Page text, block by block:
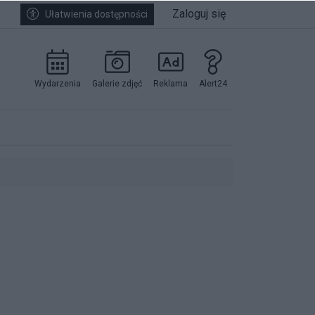
Ułatwienia dostępności Zaloguj się
Wydarzenia Galerie zdjęć Reklama Alert24